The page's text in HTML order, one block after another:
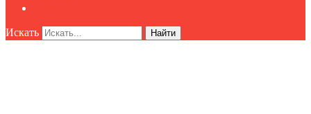
Искать Найти